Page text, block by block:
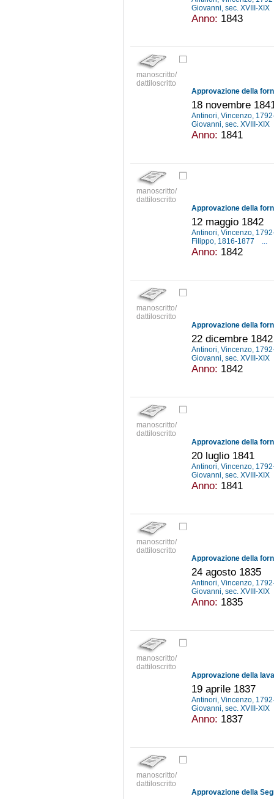
Giovanni, sec. XVIII-XIX
Anno: 1843
manoscritto/
dattiloscritto
18 novembre
Antinori, Vincenzo,
Giovanni, sec. XVIII-XIX
Anno: 1841
manoscritto/
dattiloscritto
12 maggio 1842
Antinori, Vincenzo,
Filippo, 1816-1877
...
Anno: 1842
manoscritto/
dattiloscritto
Approvazione della
22 dicembre 1842
Antinori, Vincenzo,
Giovanni, sec. XVIII-XIX
Anno: 1842
manoscritto/
dattiloscritto
Approvazione della
20 luglio 1841
Antinori, Vincenzo,
Giovanni, sec. XVIII-XIX
Anno: 1841
manoscritto/
dattiloscritto
24 agosto 1835
Antinori, Vincenzo,
Giovanni, sec. XVIII-XIX
Anno: 1835
manoscritto/
dattiloscritto
19 aprile 1837
Antinori, Vincenzo,
Giovanni, sec. XVIII-XIX
Anno: 1837
manoscritto/
dattiloscritto